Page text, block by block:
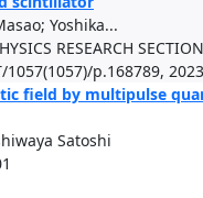
Yoshika...
RESEARCH
1057(1057)/p.168789,
field by multipulse
Satoshi